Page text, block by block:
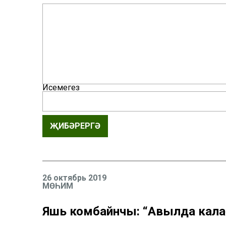
Исемегез
ҖИБӘРЕРГӘ
26 октябрь 2019
МӨҺИМ
Яшь комбайнчы: “Авылда